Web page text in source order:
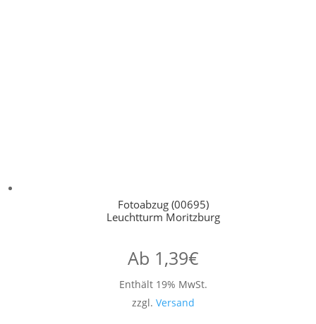
Fotoabzug (00695)
Leuchtturm Moritzburg
Ab 1,39€
Enthält 19% MwSt.
zzgl. Versand